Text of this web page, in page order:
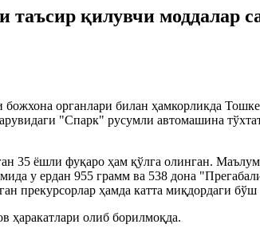
қилувчи моддалар
божхона органлари билан ҳамкорликда
"Спарк" русумли автомашина
35 ёшли фуқаро ҳам қўлга олинган.
у ердан 955 грамм ва 538 дона
прекурсорлар ҳамда катта миқдордаги
ҳаракатлари олиб борилмоқда.